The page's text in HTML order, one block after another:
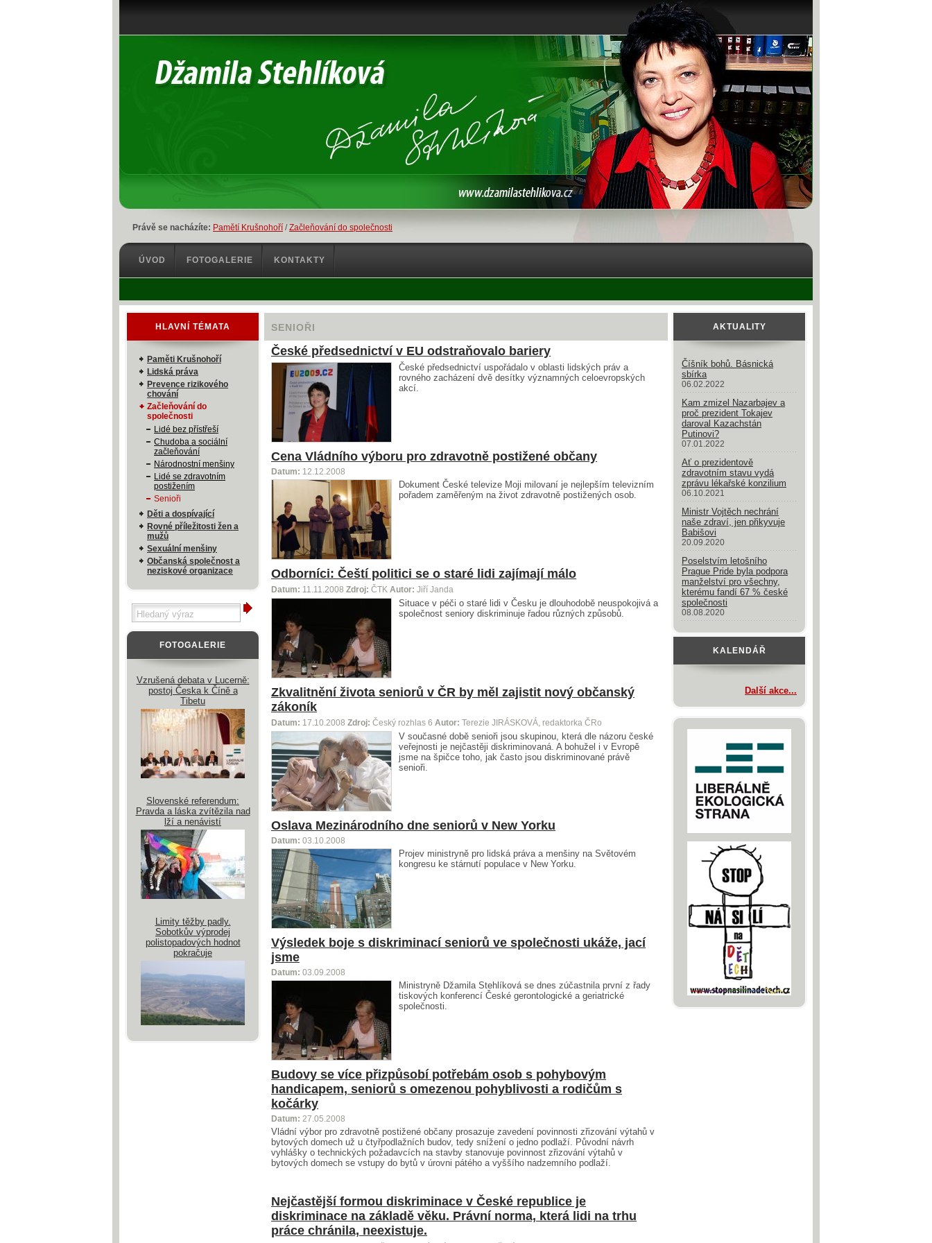
Právě se nacházíte: Pamětí Krušnohoří /Začleňování do společnosti
SENIOŘI
České předsednictví v EU odstraňovalo bariery
České předsednictví uspořádalo v oblasti lidských práv a
rovného zacházení dvě desítky významných celoevropských
akcí.
Cena Vládního výboru pro zdravotně postižené občany
Datum: 12.12.2008
Dokument České televize Moji milovaní je nejlepším televizním
pořadem zaměřeným na život zdravotně postižených osob.
Odborníci: Čeští politici se o staré lidi zajímají málo
Datum: 11.11.2008 Zdroj: ČTK Autor: Jiří Janda
Situace v péči o staré lidi v Česku je dlouhodobě neuspokojivá a
společnost seniory diskriminuje řadou různých způsobů.
Zkvalitnění života seniorů v ČR by měl zajistit nový občanský
zákoník
Datum: 17.10.2008 Zdroj: Český rozhlas 6 Autor: Terezie JIRÁSKOVÁ, redaktorka ČRo
V současné době senioři jsou skupinou, která dle názoru české
veřejnosti je nejčastěji diskriminovaná. A bohužel i v Evropě
jsme na špičce toho, jak často jsou diskriminované právě
senioři.
Oslava Mezinárodního dne seniorů v New Yorku
Datum: 03.10.2008
Projev ministryně pro lidská práva a menšiny na Světovém
kongresu ke stárnutí populace v New Yorku.
Výsledek boje s diskriminací seniorů ve společnosti ukáže, jací
jsme
Datum: 03.09.2008
Ministryně Džamila Stehlíková se dnes zúčastnila první z řady
tiskových konferencí České gerontologické a geriatrické
společnosti.
Budovy se více přizpůsobí potřebám osob s pohybovým
handicapem, seniorů s omezenou pohyblivosti a rodičům s
kočárky
Datum: 27.05.2008
Vládní výbor pro zdravotně postižené občany prosazuje zavedení povinnosti zřizování výtahů v
bytových domech už u čtyřpodlažních budov, tedy snížení o jedno podlaží. Původní návrh
vyhlášky o technických požadavcích na stavby stanovuje povinnost zřizování výtahů v
bytových domech se vstupy do bytů v úrovni pátého a vyššího nadzemního podlaží.
Nejčastější formou diskriminace v České republice je
diskriminace na základě věku. Právní norma, která lidi na trhu
práce chránila, neexistuje.
HLAVNÍ TÉMATA
Paměti Krušnohoří
Lidská práva
Prevence rizikového
chování
Začleňování do
společnosti
Lidé bez přístřeší
Chudoba a sociální
začleňování
Národnostní menšiny
Lidé se zdravotním
postižením
Senioři
Děti a dospívající
Rovné příležitosti žen a
mužů
Sexuální menšiny
Občanská společnost a
neziskové organizace
FOTOGALERIE
Vzrušená debata v Lucerně:
postoj Česka k Číně a
Tibetu
Slovenské referendum:
Pravda a láska zvítězila nad
lží a nenávistí
Limity těžby padly.
Sobotkův výprodej
polistopadových hodnot
pokračuje
AKTUALITY
Číšník bohů. Básnická
sbírka
06.02.2022
Kam zmizel Nazarbajev a
proč prezident Tokajev
daroval Kazachstán
Putinovi?
07.01.2022
Ať o prezidentově
zdravotním stavu vydá
zprávu lékařské konzilium
06.10.2021
Ministr Vojtěch nechrání
naše zdraví, jen přikyvuje
Babišovi
20.09.2020
Poselstvím letošního
Prague Pride byla podpora
manželství pro všechny,
kterému fandí 67 % české
společnosti
08.08.2020
KALENDÁŘ
Další akce...
ÚVOD FOTOGALERIE KONTAKTY